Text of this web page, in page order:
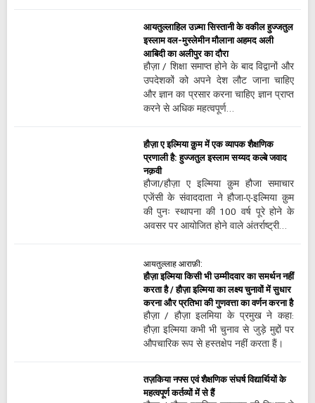
आयतुल्लाहिल उज़्मा सिस्तानी के वकील हुज्जतुल
इस्लाम वल-मुस्लेमीन मौलाना अहमद अली
आबिदी का अलीपुर का दौरा
हौज़ा / शिक्षा समाप्त होने के बाद विद्वानों और
उपदेशकों को अपने देश लौट जाना चाहिए
और ज्ञान का प्रसार करना चाहिए ज्ञान प्राप्त
करने से अधिक महत्वपूर्ण…
हौज़ा ए इल्मिया क़ुम में एक व्यापक शैक्षणिक
प्रणाली है: हुज्जतुल इस्लाम सय्यद कल्बे जवाद
नक़वी
हौजा/हौज़ा ए इल्मिया क़ुम हौजा समाचार
एजेंसी के संवाददाता ने हौजा-ए-इल्मिया क़ुम
की पुनः स्थापना की 100 वर्ष पूरे होने के
अवसर पर आयोजित होने वाले अंतर्राष्ट्री…
आयतुल्लाह आराफ़ी:
हौज़ा इल्मिया किसी भी उम्मीदवार का समर्थन नहीं
करता है / हौज़ा इल्मिया का लक्ष्य चुनावों में सुधार
करना और प्रतिभा की गुणवत्ता का वर्णन करना है
हौज़ा / हौज़ा इलमिया के प्रमुख ने कहा:
हौज़ा इल्मिया कभी भी चुनाव से जुड़े मुद्दों पर
औपचारिक रूप से हस्तक्षेप नहीं करता हैं।
तज़किया नफ्स एवं शैक्षणिक संघर्ष विद्यार्थियों के
महत्वपूर्ण कर्तव्यों में से हैं